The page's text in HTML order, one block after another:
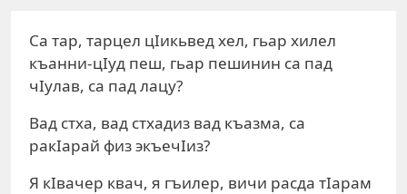
Са тар, тарцел цIикьвед хел, гьар хилел
къанни-цIуд пеш, гьар пешинин са пад
чIулав, са пад лацу?
Вад стха, вад стхадиз вад къазма, са
ракIарай физ экъечIиз?
Я кIвачер квач, я гъилер, вичи расда тIарам